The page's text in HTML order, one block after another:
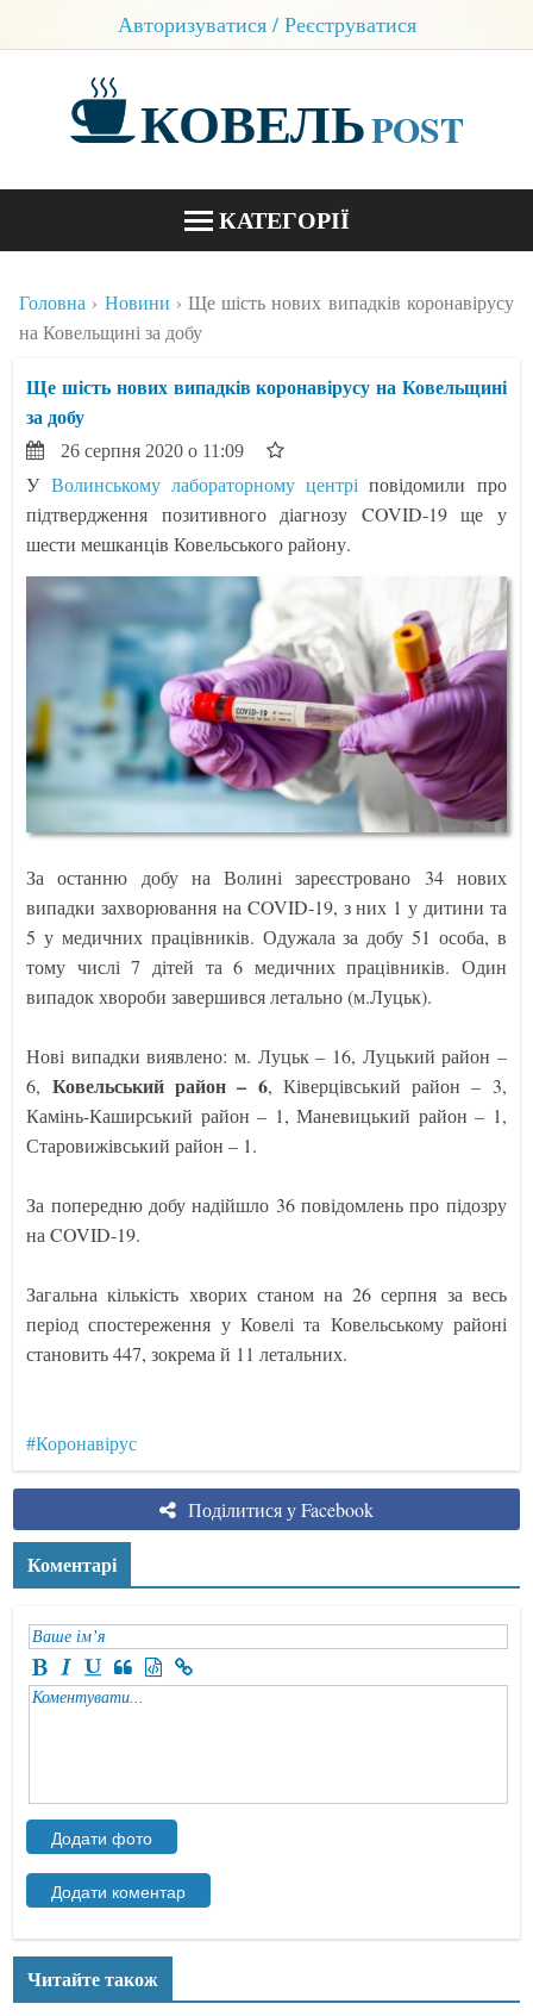
Авторизуватися / Реєструватися
КОВЕЛЬPOST
КАТЕГОРІЇ
КОНТАКТИ
Головна Новини
Ще шість нових випадків коронавірусу
на Ковельщині за добу
Ще шість нових випадків коронавірусу на Ковельщині
за добу
26 серпня 2020 о 11:09
У Волинському лабораторному центрі повідомили про
підтвердження позитивного діагнозу COVID-19 ще у
шести мешканців Ковельського району.
За останню добу на Волині зареєстровано 34 нових
випадки захворювання на COVID-19, з них 1 у дитини та
5 у медичних працівників. Одужала за добу 51 особа, в
тому числі 7 дітей та 6 медичних працівників. Один
випадок хвороби завершився летально (м.Луцьк).
Нові випадки виявлено: м. Луцьк – 16, Луцький район –
6, Ковельський район – 6, Ківерцівський район – 3,
Камінь-Каширський район – 1, Маневицький район – 1,
Старовижівський район – 1.
За попередню добу надійшло 36 повідомлень про підозру
на COVID-19.
Загальна кількість хворих станом на 26 серпня за весь
період спостереження у Ковелі та Ковельському районі
становить 447, зокрема й 11 летальних.
#Коронавірус
Поділитися у Facebook
Коментарі
Читайте також